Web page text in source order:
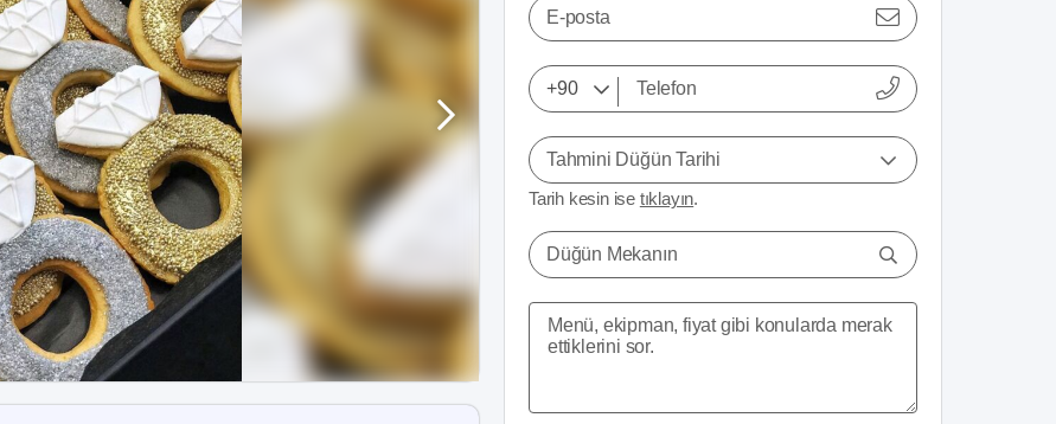
E-posta
Tahmini Düğün Tarihi
Tarih kesin ise tıklayın.
Düğün Mekanın